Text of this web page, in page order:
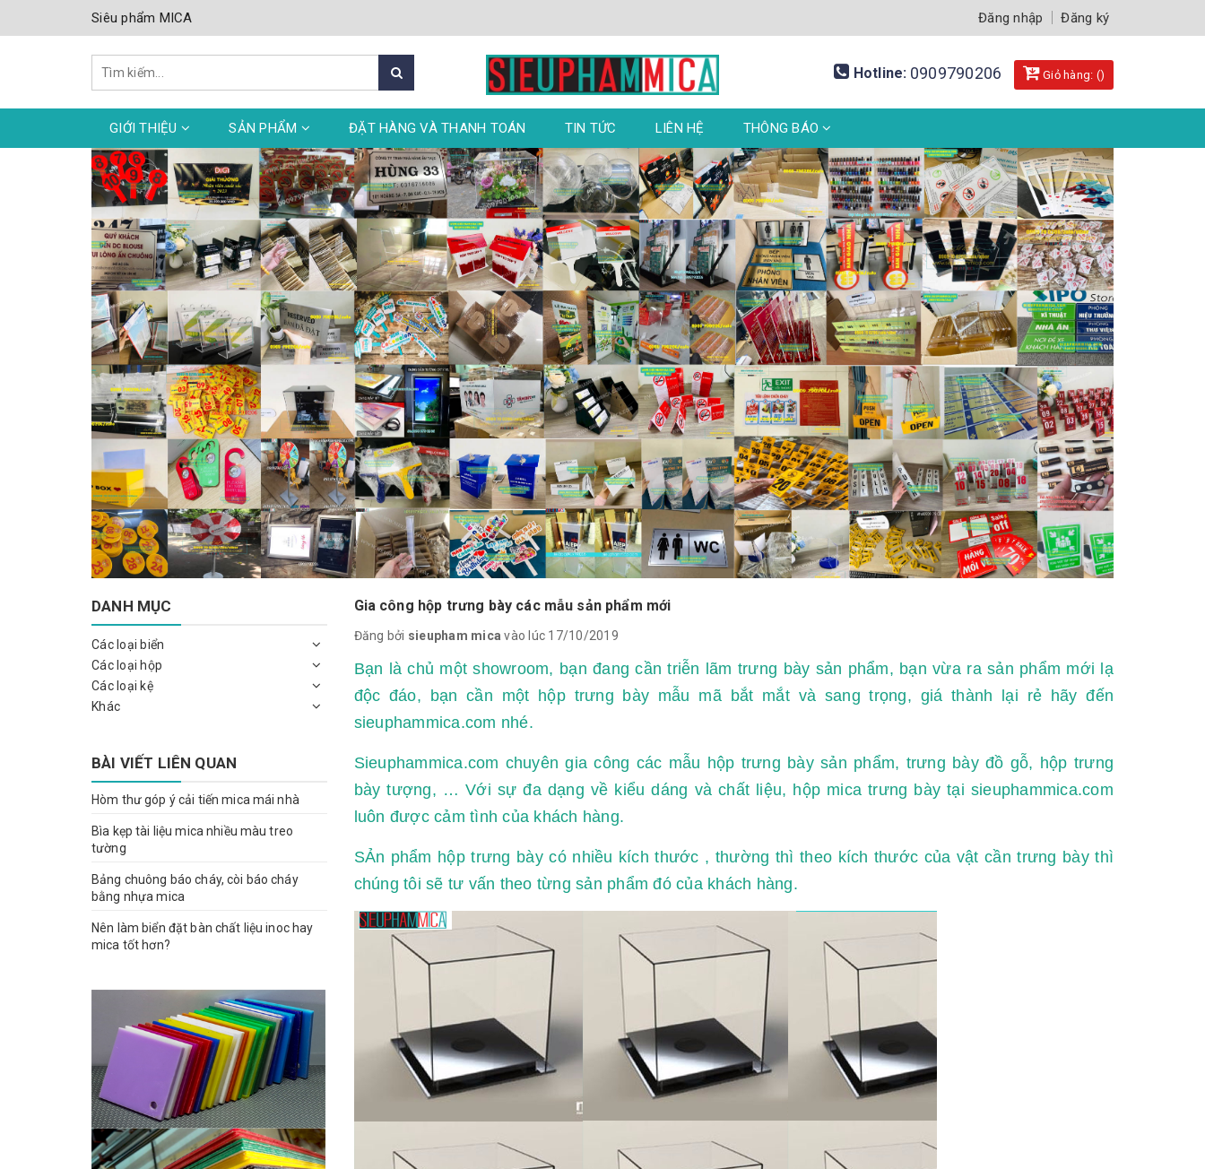
Siêu phẩm MICA Đăng nhập Đăng ký
Hotline: 0909790206 Giỏ hàng: ()
GIỚI THIỆU SẢN PHẨM ĐẶT HÀNG VÀ THANH TOÁN TIN TỨC LIÊN HỆ THÔNG BÁO
Gia công hộp trưng bày các mẫu sản phẩm mới
Đăng bởi sieupham mica vào lúc 17/10/2019
Bạn là chủ một showroom, bạn đang cần triễn lãm trưng bày sản phẩm, bạn vừa ra sản phẩm mới lạ
độc đáo, bạn cần một hộp trưng bày mẫu mã bắt mắt và sang trọng, giá thành lại rẻ hãy đến
sieuphammica.com nhé.
Sieuphammica.com chuyên gia công các mẫu hộp trưng bày sản phẩm, trưng bày đồ gỗ, hộp trưng
bày tượng, … Với sự đa dạng về kiểu dáng và chất liệu, hộp mica trưng bày tại sieuphammica.com
luôn được cảm tình của khách hàng.
SẢn phẩm hộp trưng bày có nhiều kích thước , thường thì theo kích thước của vật cần trưng bày thì
chúng tôi sẽ tư vấn theo từng sản phẩm đó của khách hàng.
DANH MỤC
Các loại biển
Các loại hộp
Các loại kệ
Khác
BÀI VIẾT LIÊN QUAN
Hòm thư góp ý cải tiến mica mái nhà
Bìa kẹp tài liệu mica nhiều màu treo
tường
Bảng chuông báo cháy, còi báo cháy
bằng nhựa mica
Nên làm biển đặt bàn chất liệu inoc hay
mica tốt hơn?